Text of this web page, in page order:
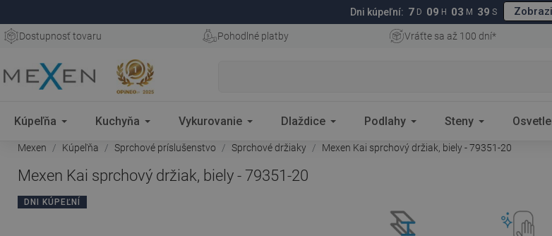
Dni kúpeľní: 7 D 09 H 03 M 38 S
Dostupnosť tovaru Pohodlné platby Vráťte sa až 100 dní*
Kúpeľňa Kuchyňa Vykurovanie Dlaždice Podlahy Steny
Mexen Kúpeľňa Sprchové príslušenstvo Sprchové držiaky Mexen Kai sprchový držiak, biely - 79351-20
Mexen Kai sprchový držiak, biely - 79351-20
DNI KÚPEĽNÍ